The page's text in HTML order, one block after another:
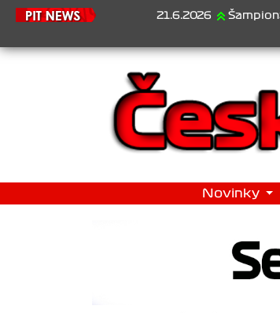
21.6.2026 Šampionát
Novinky